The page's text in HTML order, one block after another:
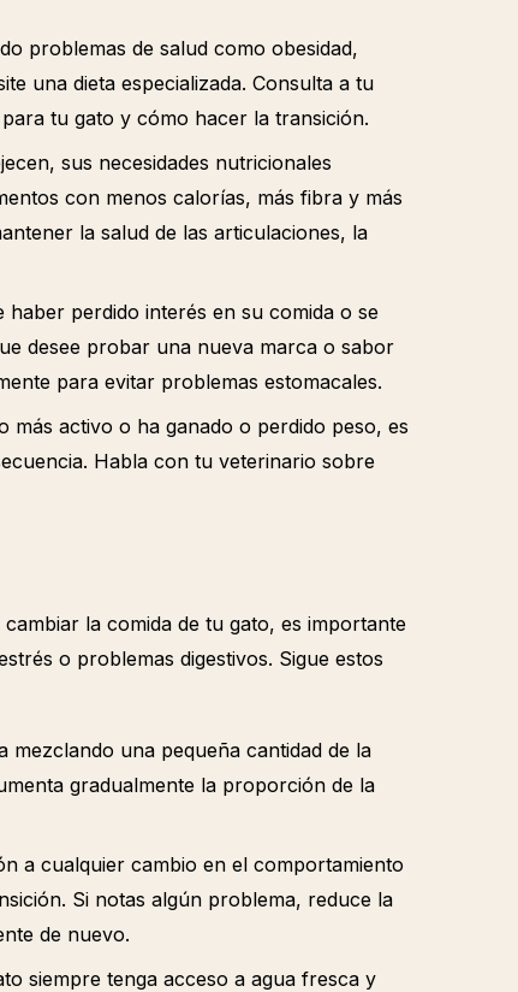
problemas de salud como obesidad,
una dieta especializada. Consulta a tu
tu gato y cómo hacer la transición.
sus necesidades nutricionales
con menos calorías, más fibra y más
la salud de las articulaciones, la
haber perdido interés en su comida o se
desee probar una nueva marca o sabor
para evitar problemas estomacales.
más activo o ha ganado o perdido peso, es
Habla con tu veterinario sobre
la comida de tu gato, es importante
o problemas digestivos. Sigue estos
mezclando una pequeña cantidad de la
gradualmente la proporción de la
a cualquier cambio en el comportamiento
Si notas algún problema, reduce la
de nuevo.
siempre tenga acceso a agua fresca y